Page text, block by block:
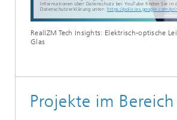
Informationen über Datenschutz bei YouTube finden Sie in
Datenschutzerklärung unter: https://policies.google.com/
RealIZM Tech Insights: Elektrisch-optische
Glas
Projekte im Bereich